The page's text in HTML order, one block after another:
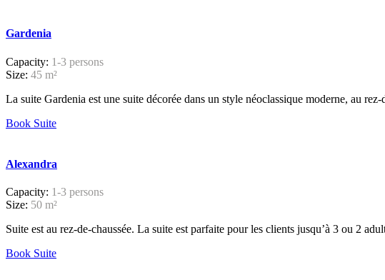
Gardenia
Capacity: 1-3 persons
Size: 45 m²
La suite Gardenia est une suite décorée dans un style néoclassique moderne, au
Book Suite
Alexandra
Capacity: 1-3 persons
Size: 50 m²
Suite est au rez-de-chaussée. La suite est parfaite pour les clients jusqu’à 3 ou 2
Book Suite